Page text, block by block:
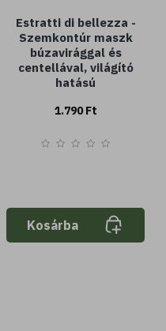
Estratti di bellezza -
Szemkontúr maszk
búzavirággal és
centellával, világító
hatású
1.790 Ft
Kosárba